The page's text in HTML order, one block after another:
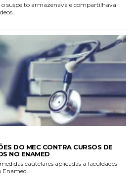
suspeito armazenava e compartilhava
DO MEC CONTRA CURSOS DE
NO ENAMED
cautelares aplicadas a faculdades